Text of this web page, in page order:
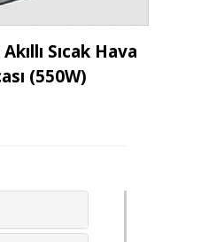
İncele
Sıcak Hava
(550W)